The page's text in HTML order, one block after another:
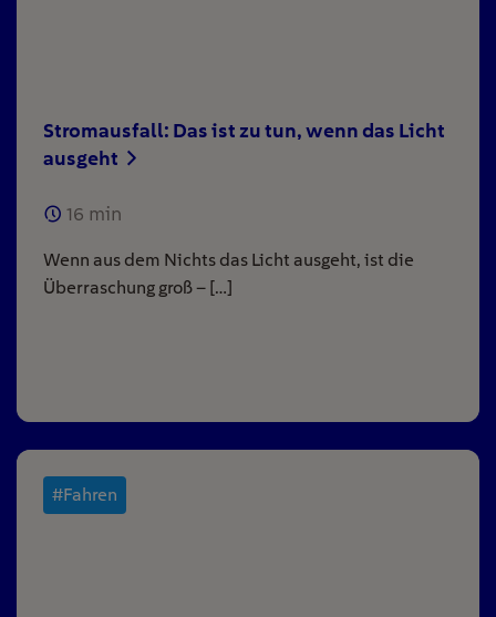
Stromausfall: Das ist zu tun, wenn das Licht
ausgeht
16 min
Wenn aus dem Nichts das Licht ausgeht, ist die
Überraschung groß – […]
#Fahren